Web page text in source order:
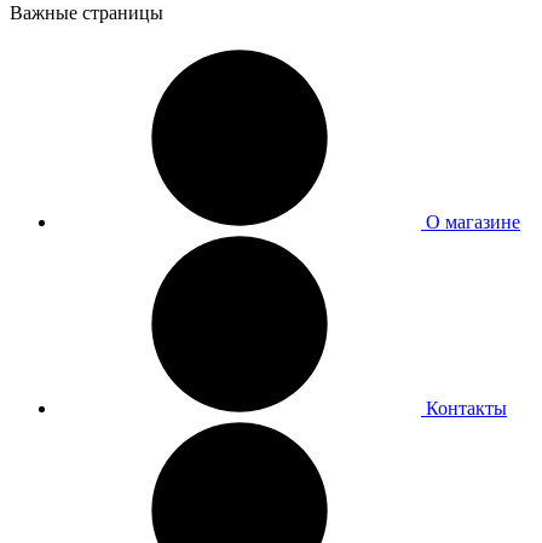
Важные страницы
О магазине
Контакты